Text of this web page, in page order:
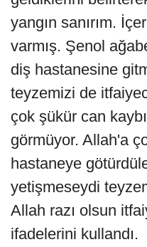
yangın sanırım.
varmış. Şenol
diş hastanesine
teyzemizi de
çok şükür can
görmüyor. Allah'a
hastaneye
yetişmeseydi
Allah razı olsun
ifadelerini kullandı.